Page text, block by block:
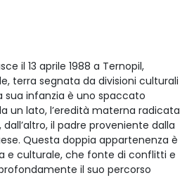
il 13 aprile 1988 a Ternopil,
terra segnata da divisioni culturali
sua infanzia è uno spaccato
un lato, l’eredità materna radicata
il padre proveniente dalla
Questa doppia appartenenza è
e culturale, che fonte di conflitti e
il suo percorso